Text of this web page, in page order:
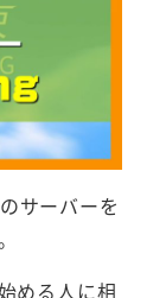
サーバーを
める人に相